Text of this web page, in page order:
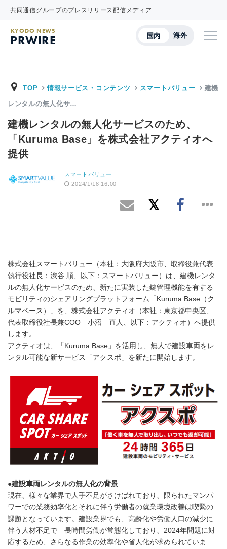
共同通信グループのプレスリリース配信メディア
国内 海外
KYODO NEWS
PRWIRE
TOP 情報サービス・コンテンツ スマートバリュー 建機
レンタルの無人化サ…
建機レンタルの無人化サービスのため、
「Kuruma Base」を株式会社アクティオへ
提供
スマートバリュー
2024/1/18 16:00
株式会社スマートバリュー（本社：大阪府大阪市、取締役兼代表
執行役社長：渋谷 順、以下：スマートバリュー）は、建機レンタ
ルの無人化サービスのため、新たに実装した鍵管理機能を有する
モビリティのシェアリングプラットフォーム「Kuruma Base（ク
ルマベース）」を、株式会社アクティオ（本社：東京都中央区、
代表取締役社長兼COO 小沼 直人、以下：アクティオ）へ提供
します。
アクティオは、「Kuruma Base」を活用し、無人で建設車両をレ
ンタル可能な新サービス「アクスポ」を新たに開始します。
●建設車両レンタルの無人化の背景
現在、様々な業界で人手不足がさけばれており、限られたマンパ
ワーでの業務効率化とそれに伴う労働者の就業環境改善は喫緊の
課題となっています。建設業界でも、高齢化や労働人口の減少に
伴う人材不足で 長時間労働が常態化しており、2024年問題に対
応するため、さらなる作業の効率化や省人化が求められていま